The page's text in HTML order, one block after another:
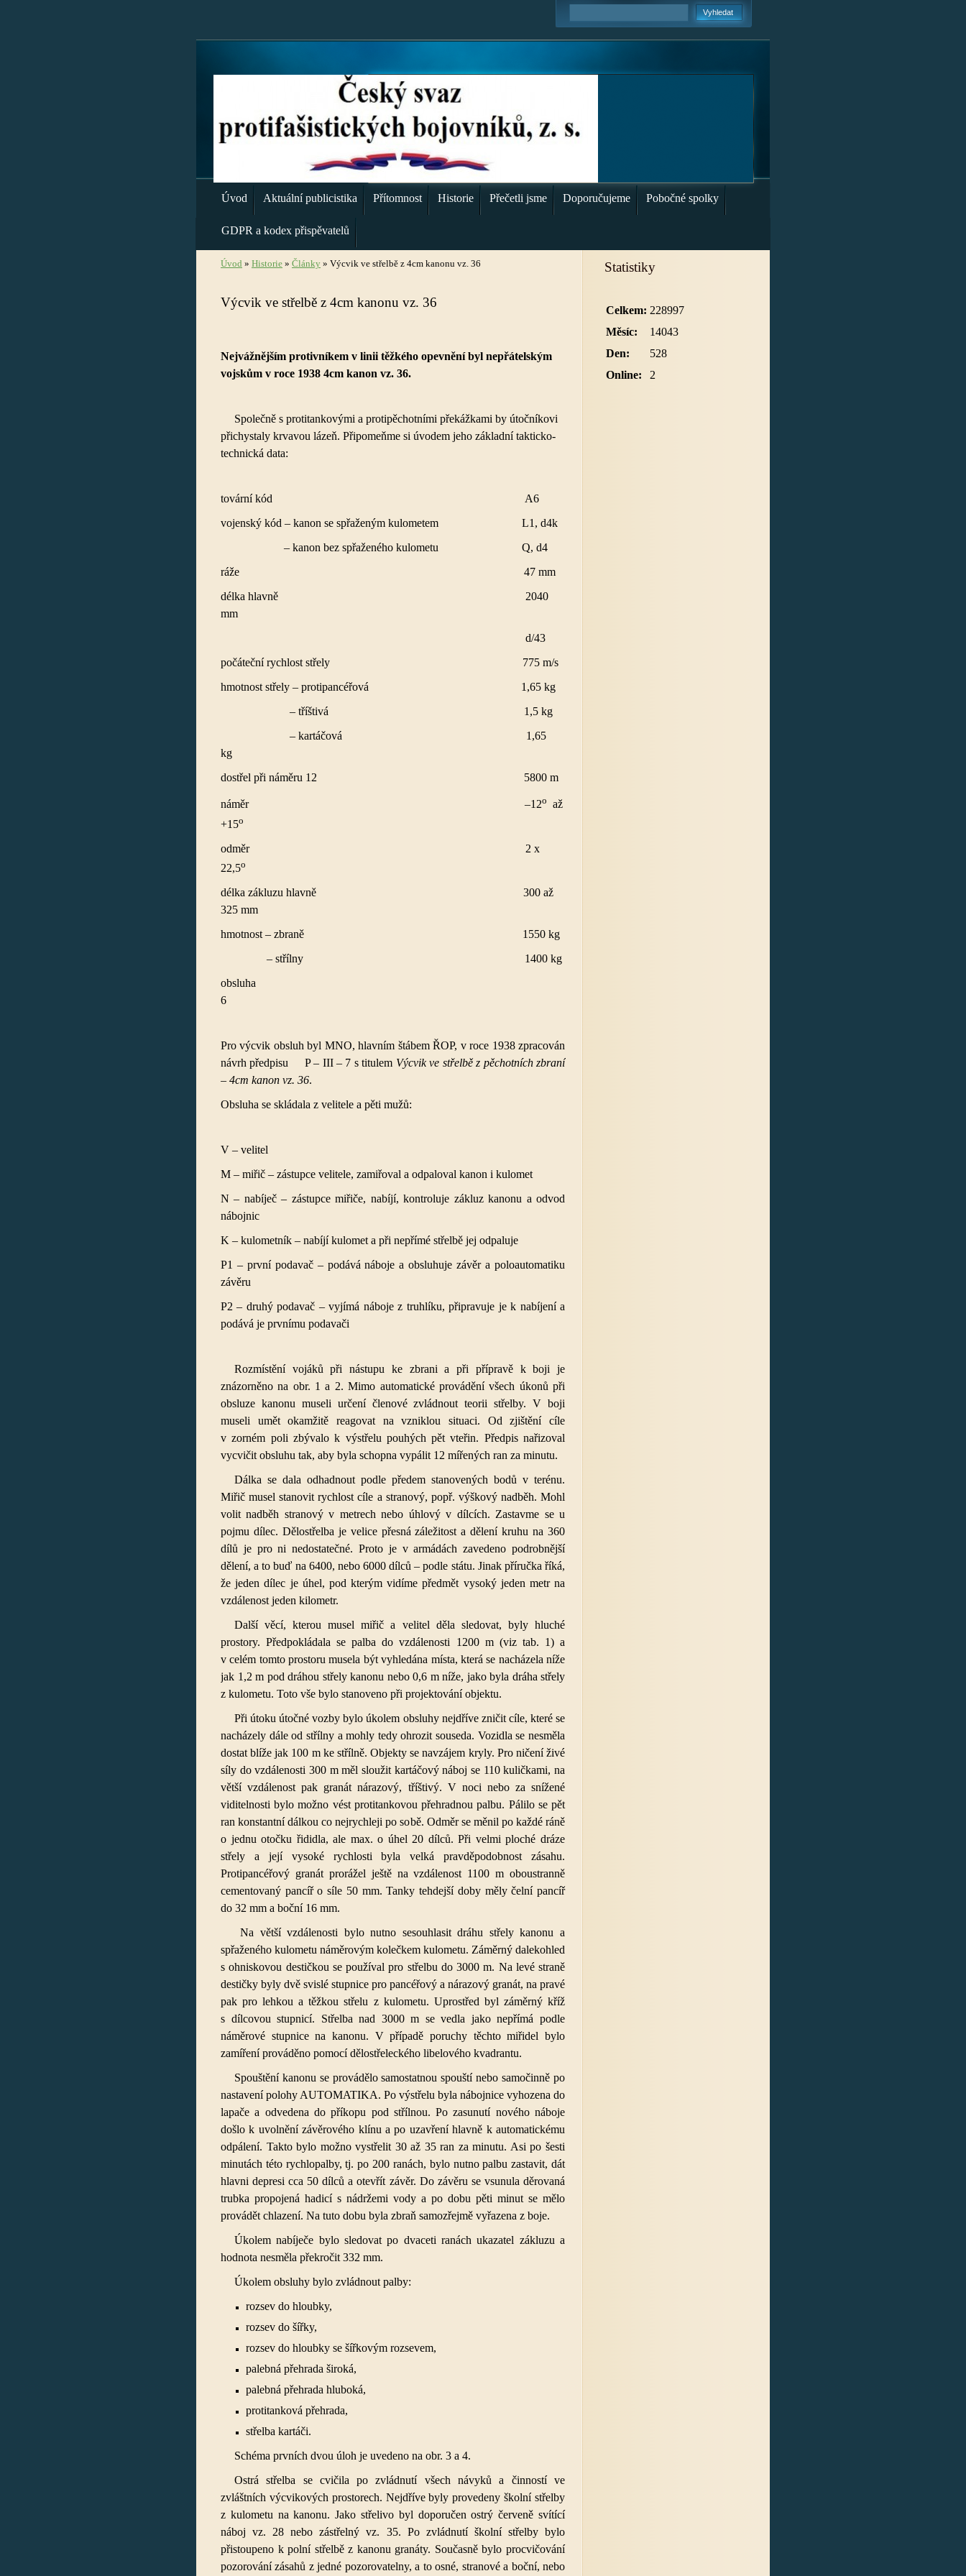
Úvod Aktuální publicistika Přítomnost Historie Přečetli jsme Doporučujeme Pobočné spolky
GDPR a kodex přispěvatelů
Úvod » Historie » Články » Výcvik ve střelbě z 4cm kanonu vz. 36
Výcvik ve střelbě z 4cm kanonu vz. 36
Nejvážnějším protivníkem v linii těžkého opevnění byl nepřátelským
vojskům v roce 1938 4cm kanon vz. 36.
Společně s protitankovými a protipěchotními překážkami by útočníkovi
přichystaly krvavou lázeň. Připomeňme si úvodem jeho základní takticko-
technická data:
tovární kód A6
vojenský kód – kanon se spřaženým kulometem L1, d4k
– kanon bez spřaženého kulometu Q, d4
ráže 47 mm
délka hlavně 2040
mm
d/43
počáteční rychlost střely 775 m/s
hmotnost střely – protipancéřová 1,65 kg
– tříštivá 1,5 kg
– kartáčová 1,65
kg
dostřel při náměru 12 5800 m
náměr –12o až
+15o
odměr 2 x
22,5o
délka zákluzu hlavně 300 až
325 mm
hmotnost – zbraně 1550 kg
– střílny 1400 kg
obsluha
6
Pro výcvik obsluh byl MNO, hlavním štábem ŘOP, v roce 1938 zpracován
návrh předpisu P – III – 7 s titulem Výcvik ve střelbě z pěchotních zbraní
– 4cm kanon vz. 36.
Obsluha se skládala z velitele a pěti mužů:
V – velitel
M – miřič – zástupce velitele, zamiřoval a odpaloval kanon i kulomet
N – nabíječ – zástupce miřiče, nabíjí, kontroluje zákluz kanonu a odvod
nábojnic
K – kulometník – nabíjí kulomet a při nepřímé střelbě jej odpaluje
P1 – první podavač – podává náboje a obsluhuje závěr a poloautomatiku
závěru
P2 – druhý podavač – vyjímá náboje z truhlíku, připravuje je k nabíjení a
podává je prvnímu podavači
Rozmístění vojáků při nástupu ke zbrani a při přípravě k boji je
znázorněno na obr. 1 a 2. Mimo automatické provádění všech úkonů při
obsluze kanonu museli určení členové zvládnout teorii střelby. V boji
museli umět okamžitě reagovat na vzniklou situaci. Od zjištění cíle
v zorném poli zbývalo k výstřelu pouhých pět vteřin. Předpis nařizoval
vycvičit obsluhu tak, aby byla schopna vypálit 12 mířených ran za minutu.
Dálka se dala odhadnout podle předem stanovených bodů v terénu.
Miřič musel stanovit rychlost cíle a stranový, popř. výškový nadběh. Mohl
volit nadběh stranový v metrech nebo úhlový v dílcích. Zastavme se u
pojmu dílec. Dělostřelba je velice přesná záležitost a dělení kruhu na 360
dílů je pro ni nedostatečné. Proto je v armádách zavedeno podrobnější
dělení, a to buď na 6400, nebo 6000 dílců – podle státu. Jinak příručka říká,
že jeden dílec je úhel, pod kterým vidíme předmět vysoký jeden metr na
vzdálenost jeden kilometr.
Další věcí, kterou musel miřič a velitel děla sledovat, byly hluché
prostory. Předpokládala se palba do vzdálenosti 1200 m (viz tab. 1) a
v celém tomto prostoru musela být vyhledána místa, která se nacházela níže
jak 1,2 m pod dráhou střely kanonu nebo 0,6 m níže, jako byla dráha střely
z kulometu. Toto vše bylo stanoveno při projektování objektu.
Při útoku útočné vozby bylo úkolem obsluhy nejdříve zničit cíle, které se
nacházely dále od střílny a mohly tedy ohrozit souseda. Vozidla se nesměla
dostat blíže jak 100 m ke střílně. Objekty se navzájem kryly. Pro ničení živé
síly do vzdálenosti 300 m měl sloužit kartáčový náboj se 110 kuličkami, na
větší vzdálenost pak granát nárazový, tříštivý. V noci nebo za snížené
viditelnosti bylo možno vést protitankovou přehradnou palbu. Pálilo se pět
ran konstantní dálkou co nejrychleji po sobě. Odměr se měnil po každé ráně
o jednu otočku řididla, ale max. o úhel 20 dílců. Při velmi ploché dráze
střely a její vysoké rychlosti byla velká pravděpodobnost zásahu.
Protipancéřový granát prorážel ještě na vzdálenost 1100 m oboustranně
cementovaný pancíř o síle 50 mm. Tanky tehdejší doby měly čelní pancíř
do 32 mm a boční 16 mm.
Na větší vzdálenosti bylo nutno sesouhlasit dráhu střely kanonu a
spřaženého kulometu náměrovým kolečkem kulometu. Záměrný dalekohled
s ohniskovou destičkou se používal pro střelbu do 3000 m. Na levé straně
destičky byly dvě svislé stupnice pro pancéřový a nárazový granát, na pravé
pak pro lehkou a těžkou střelu z kulometu. Uprostřed byl záměrný kříž
s dílcovou stupnicí. Střelba nad 3000 m se vedla jako nepřímá podle
náměrové stupnice na kanonu. V případě poruchy těchto miřidel bylo
zamíření prováděno pomocí dělostřeleckého libelového kvadrantu.
Spouštění kanonu se provádělo samostatnou spouští nebo samočinně po
nastavení polohy AUTOMATIKA. Po výstřelu byla nábojnice vyhozena do
lapače a odvedena do příkopu pod střílnou. Po zasunutí nového náboje
došlo k uvolnění závěrového klínu a po uzavření hlavně k automatickému
odpálení. Takto bylo možno vystřelit 30 až 35 ran za minutu. Asi po šesti
minutách této rychlopalby, tj. po 200 ranách, bylo nutno palbu zastavit, dát
hlavni depresi cca 50 dílců a otevřít závěr. Do závěru se vsunula děrovaná
trubka propojená hadicí s nádržemi vody a po dobu pěti minut se mělo
provádět chlazení. Na tuto dobu byla zbraň samozřejmě vyřazena z boje.
Úkolem nabíječe bylo sledovat po dvaceti ranách ukazatel zákluzu a
hodnota nesměla překročit 332 mm.
Úkolem obsluhy bylo zvládnout palby:
rozsev do hloubky,
rozsev do šířky,
rozsev do hloubky se šířkovým rozsevem,
palebná přehrada široká,
palebná přehrada hluboká,
protitanková přehrada,
střelba kartáči.
Schéma prvních dvou úloh je uvedeno na obr. 3 a 4.
Ostrá střelba se cvičila po zvládnutí všech návyků a činností ve
zvláštních výcvikových prostorech. Nejdříve byly provedeny školní střelby
z kulometu na kanonu. Jako střelivo byl doporučen ostrý červeně svítící
náboj vz. 28 nebo zástřelný vz. 35. Po zvládnutí školní střelby bylo
přistoupeno k polní střelbě z kanonu granáty. Současně bylo procvičování
pozorování zásahů z jedné pozorovatelny, a to osné, stranové a boční, nebo
Statistiky
Online: 2
Celkem: 228997
Měsíc:
14043
Den:
528